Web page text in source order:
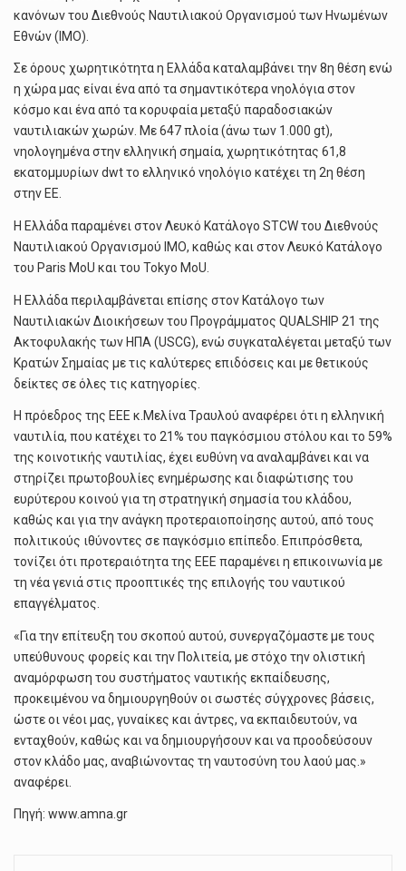
κανόνων του Διεθνούς Ναυτιλιακού Οργανισμού των Ηνωμένων
Εθνών (IMO).
Σε όρους χωρητικότητα η Ελλάδα καταλαμβάνει την 8η θέση ενώ
η χώρα μας είναι ένα από τα σημαντικότερα νηολόγια στον
κόσμο και ένα από τα κορυφαία μεταξύ παραδοσιακών
ναυτιλιακών χωρών. Με 647 πλοία (άνω των 1.000 gt),
νηολογημένα στην ελληνική σημαία, χωρητικότητας 61,8
εκατομμυρίων dwt το ελληνικό νηολόγιο κατέχει τη 2η θέση
στην ΕΕ.
Η Ελλάδα παραμένει στον Λευκό Κατάλογο STCW του Διεθνούς
Ναυτιλιακού Οργανισμού ΙΜΟ, καθώς και στον Λευκό Κατάλογο
του Paris MoU και του Tokyo MoU.
Η Ελλάδα περιλαμβάνεται επίσης στον Κατάλογο των
Ναυτιλιακών Διοικήσεων του Προγράμματος QUALSHIP 21 της
Ακτοφυλακής των ΗΠΑ (USCG), ενώ συγκαταλέγεται μεταξύ των
Κρατών Σημαίας με τις καλύτερες επιδόσεις και με θετικούς
δείκτες σε όλες τις κατηγορίες.
Η πρόεδρος της ΕΕΕ κ.Μελίνα Τραυλού αναφέρει ότι η ελληνική
ναυτιλία, που κατέχει το 21% του παγκόσμιου στόλου και το 59%
της κοινοτικής ναυτιλίας, έχει ευθύνη να αναλαμβάνει και να
στηρίζει πρωτοβουλίες ενημέρωσης και διαφώτισης του
ευρύτερου κοινού για τη στρατηγική σημασία του κλάδου,
καθώς και για την ανάγκη προτεραιοποίησης αυτού, από τους
πολιτικούς ιθύνοντες σε παγκόσμιο επίπεδο. Επιπρόσθετα,
τονίζει ότι προτεραιότητα της ΕΕΕ παραμένει η επικοινωνία με
τη νέα γενιά στις προοπτικές της επιλογής του ναυτικού
επαγγέλματος.
«Για την επίτευξη του σκοπού αυτού, συνεργαζόμαστε με τους
υπεύθυνους φορείς και την Πολιτεία, με στόχο την ολιστική
αναμόρφωση του συστήματος ναυτικής εκπαίδευσης,
προκειμένου να δημιουργηθούν οι σωστές σύγχρονες βάσεις,
ώστε οι νέοι μας, γυναίκες και άντρες, να εκπαιδευτούν, να
ενταχθούν, καθώς και να δημιουργήσουν και να προοδεύσουν
στον κλάδο μας, αναβιώνοντας τη ναυτοσύνη του λαού μας.»
αναφέρει.
Πηγή: www.amna.gr